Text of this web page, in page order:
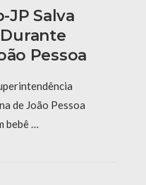
JP Salva
Pessoa
de João Pessoa
bebê …